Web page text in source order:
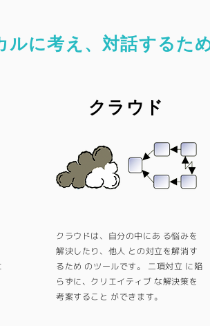
ルに考え、対話するた
クラウド
クラウドは、自分の中にあ る悩みを
解決したり、他人 との対立を解消す
るため のツールです。 二項対立 に陥
らずに、クリエイティブ な解決策を
考案すること ができます。